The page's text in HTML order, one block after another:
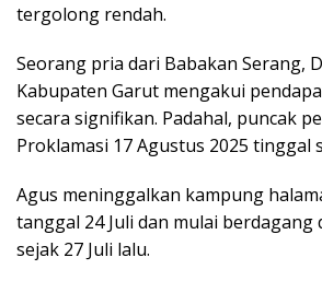
tergolong rendah.
Seorang pria dari Babakan Serang,
Kabupaten Garut mengakui
secara signifikan. Padahal, puncak
Proklamasi 17 Agustus 2025 tinggal
Agus meninggalkan kampung
tanggal 24 Juli dan mulai berdagang
sejak 27 Juli lalu.